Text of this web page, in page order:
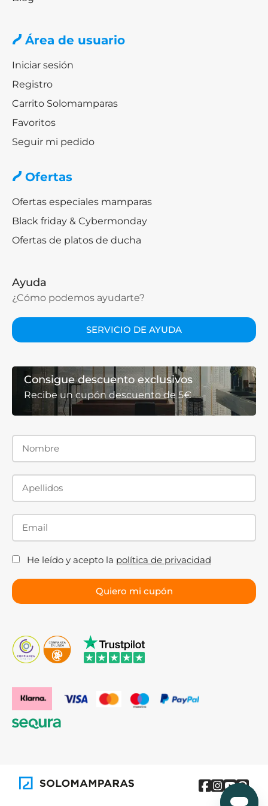
mejores marcasy con los mejores materiales y
moderno y a la vez duradero. ¡Te esperamos!
Área de usuario
Iniciar sesión
Registro
Carrito Solomamparas
Favoritos
Seguir mi pedido
Ofertas
Ofertas especiales mamparas
Black friday & Cybermonday
Ofertas de platos de ducha
Ayuda
¿Cómo podemos ayudarte?
SERVICIO DE AYUDA
Consigue descuento exclusivos
Recibe un cupón descuento de 5€
He leído y acepto la política de privacidad